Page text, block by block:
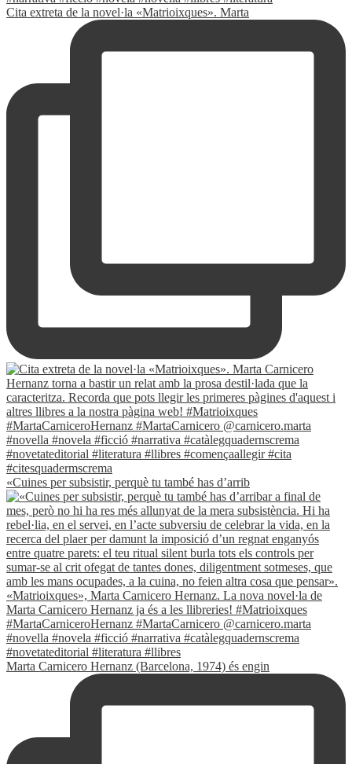
Cita extreta de la novel·la «Matrioixques». Marta
«Cuines per subsistir, perquè tu també has d’arrib
Marta Carnicero Hernanz (Barcelona, 1974) és engin